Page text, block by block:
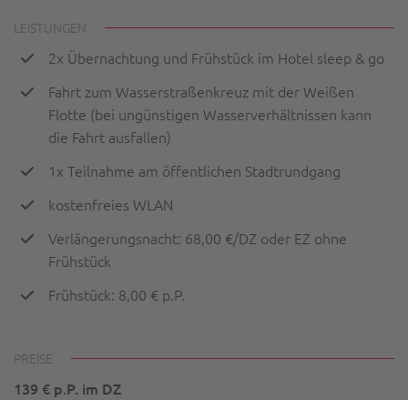
LEISTUNGEN
2x Übernachtung und Frühstück im Hotel sleep & go
Fahrt zum Wasserstraßenkreuz mit der Weißen
Flotte (bei ungünstigen Wasserverhältnissen kann
die Fahrt ausfallen)
1x Teilnahme am öffentlichen Stadtrundgang
kostenfreies WLAN
Verlängerungsnacht: 68,00 €/DZ oder EZ ohne
Frühstück
Frühstück: 8,00 € p.P.
PREISE
139 € p.P. im DZ